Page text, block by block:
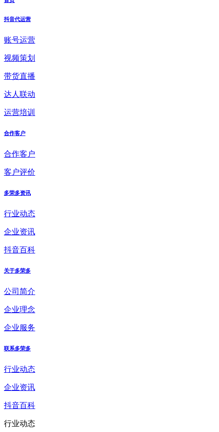
抖音代运营
账号运营
视频策划
带货直播
达人联动
运营培训
合作客户
合作客户
客户评价
多荣多资讯
行业动态
企业资讯
抖音百科
关于多荣多
公司简介
企业理念
企业服务
联系多荣多
行业动态
企业资讯
抖音百科
行业动态